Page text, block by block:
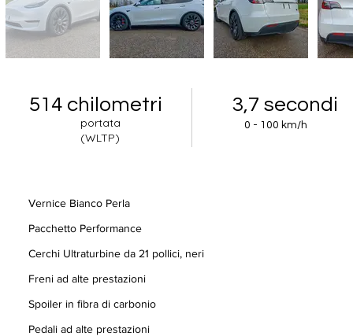
514 chilometri 3,7 secondi
portata
(WLTP)
0 - 100 km/h
Vernice Bianco Perla
Pacchetto Performance
Cerchi Ultraturbine da 21 pollici, neri
Freni ad alte prestazioni
Spoiler in fibra di carbonio
Pedali ad alte prestazioni